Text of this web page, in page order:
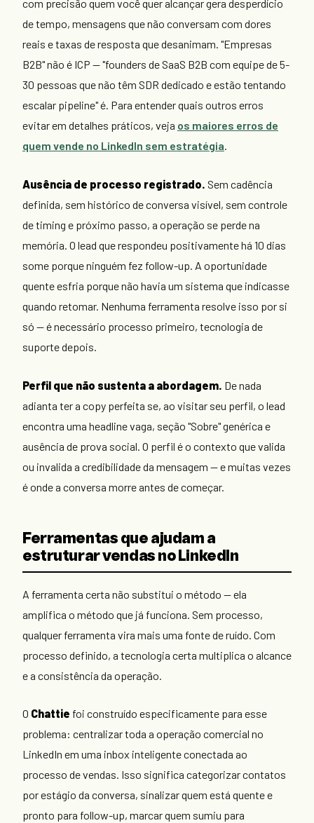
com precisão quem você quer alcançar gera desperdício
de tempo, mensagens que não conversam com dores
reais e taxas de resposta que desanimam. "Empresas
B2B" não é ICP — "founders de SaaS B2B com equipe de 5-
30 pessoas que não têm SDR dedicado e estão tentando
escalar pipeline" é. Para entender quais outros erros
evitar em detalhes práticos, veja os maiores erros de
quem vende no LinkedIn sem estratégia.
Ausência de processo registrado. Sem cadência
definida, sem histórico de conversa visível, sem controle
de timing e próximo passo, a operação se perde na
memória. O lead que respondeu positivamente há 10 dias
some porque ninguém fez follow-up. A oportunidade
quente esfria porque não havia um sistema que indicasse
quando retomar. Nenhuma ferramenta resolve isso por si
só — é necessário processo primeiro, tecnologia de
suporte depois.
Perfil que não sustenta a abordagem. De nada
adianta ter a copy perfeita se, ao visitar seu perfil, o lead
encontra uma headline vaga, seção "Sobre" genérica e
ausência de prova social. O perfil é o contexto que valida
ou invalida a credibilidade da mensagem — e muitas vezes
é onde a conversa morre antes de começar.
Ferramentas que ajudam a
estruturar vendas no LinkedIn
A ferramenta certa não substitui o método — ela
amplifica o método que já funciona. Sem processo,
qualquer ferramenta vira mais uma fonte de ruído. Com
processo definido, a tecnologia certa multiplica o alcance
e a consistência da operação.
O Chattie foi construído especificamente para esse
problema: centralizar toda a operação comercial no
LinkedIn em uma inbox inteligente conectada ao
processo de vendas. Isso significa categorizar contatos
por estágio da conversa, sinalizar quem está quente e
pronto para follow-up, marcar quem sumiu para